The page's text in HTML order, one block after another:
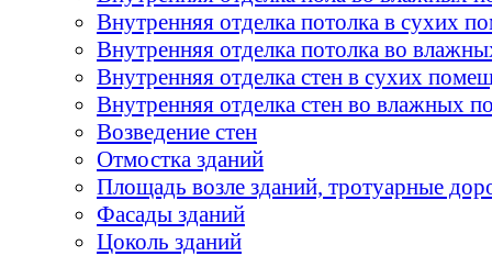
Внутренняя отделка потолка в сухих
Внутренняя отделка потолка во
Внутренняя отделка стен в сухих
Внутренняя отделка стен во влажных
Возведение стен
Отмостка зданий
Площадь возле зданий, тротуарные
Фасады зданий
Цоколь зданий